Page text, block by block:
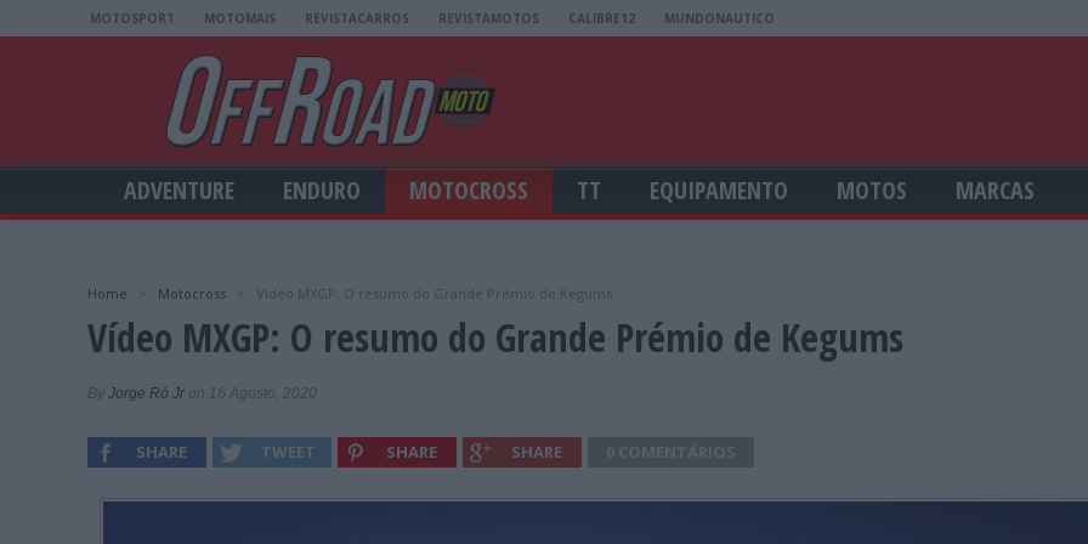
MOTOSPORT MOTOMAIS REVISTACARROS REVISTAMOTOS CALIBRE12 MUNDONAUTICO
ADVENTURE ENDURO MOTOCROSS TT EQUIPAMENTO MOTOS MARCAS
Home Motocross Vídeo MXGP: O resumo do Grande Prémio de Kegums
Vídeo MXGP: O resumo do Grande Prémio de Kegums
By Jorge Ró Jr on 16 Agosto, 2020
SHARE TWEET SHARE SHARE